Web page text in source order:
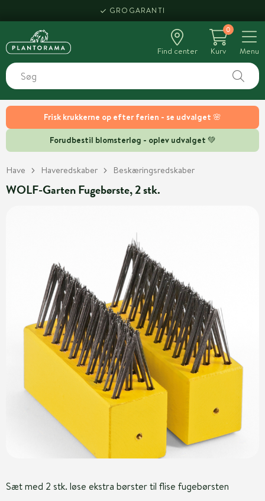
Frisk krukkerne op efter ferien - se udvalget 🌸
Forudbestil blomsterløg - oplev udvalget 💚
GROGARANTI
Find center
0
Kurv
Menu
Have Haveredskaber Beskæringsredskaber
WOLF-Garten Fugebørste, 2 stk.
Sæt med 2 stk. løse ekstra børster til flise fugebørsten